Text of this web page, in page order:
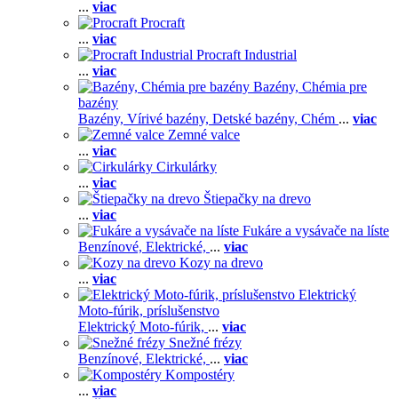
... viac
Procraft
... viac
Procraft Industrial
... viac
Bazény, Chémia pre
bazény
Bazény, Vírivé bazény, Detské bazény, Chém ... viac
Zemné valce
... viac
Cirkulárky
... viac
Štiepačky na drevo
... viac
Fukáre a vysávače na líste
Benzínové, Elektrické, ... viac
Kozy na drevo
... viac
Elektrický
Moto-fúrik, príslušenstvo
Elektrický Moto-fúrik, ... viac
Snežné frézy
Benzínové, Elektrické, ... viac
Kompostéry
... viac